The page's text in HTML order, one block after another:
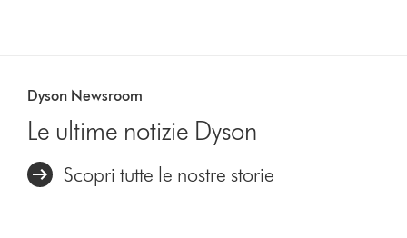
Dyson Newsroom
Le ultime notizie Dyson
Scopri tutte le nostre storie